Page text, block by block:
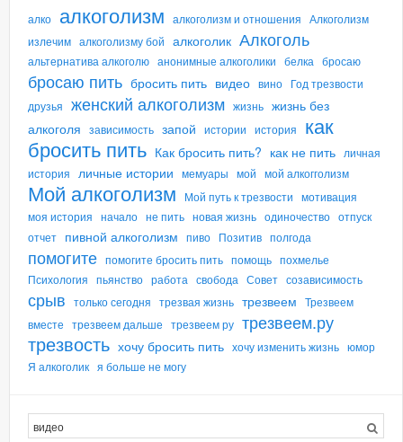
алко алкоголизм алкоголизм и отношения Алкоголизм
излечим алкоголизму бой алкоголик Алкоголь
альтернатива алкоголю анонимные алкоголики белка бросаю
бросаю пить бросить пить видео вино Год трезвости
друзья женский алкоголизм жизнь жизнь без
алкоголя зависимость запой истории история
как
бросить пить Как бросить пить? как не пить личная
история личные истории мемуары мой мой алкогголизм
Мой алкоголизм Мой путь к трезвости мотивация
моя история начало не пить новая жизнь одиночество отпуск
отчет пивной алкоголизм пиво Позитив полгода
помогите помогите бросить пить помощь похмелье
Психология пьянство работа свобода Совет созависимость
срыв только сегодня трезвая жизнь трезвеем Трезвеем
вместе трезвеем дальше трезвеем ру трезвеем.ру
трезвость хочу бросить пить хочу изменить жизнь юмор
Я алкоголик я больше не могу